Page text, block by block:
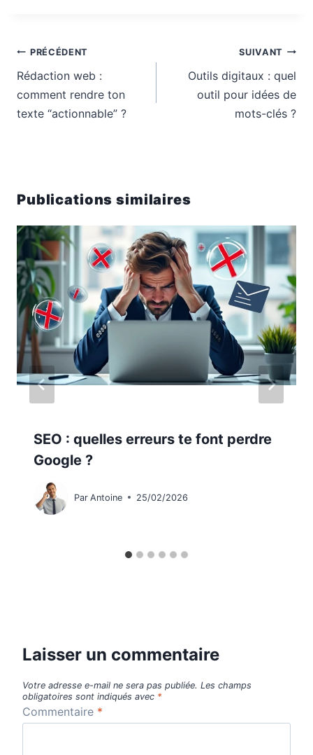
Navigation
de
PRÉCÉDENT
Rédaction web :
comment rendre ton
texte “actionnable” ?
SUIVANT
Outils digitaux : quel
outil pour idées de
mots-clés ?
Publications similaires
SEO : quelles erreurs te font perdre
Google ?
Par Antoine 25/02/2026
Laisser un commentaire
Votre adresse e-mail ne sera pas publiée. Les champs
obligatoires sont indiqués avec *
Commentaire *